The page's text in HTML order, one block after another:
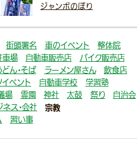
ジャンボのぼり
街頭署名 車のイベント
整体院
車場 自動車販売店
バイク販売店
ん・そば ラーメン屋さん
飲食店
ベント 自動車学校
学習塾
場 霊園 神社 太鼓 祭り
自治会
ス・会社 宗教
習い事